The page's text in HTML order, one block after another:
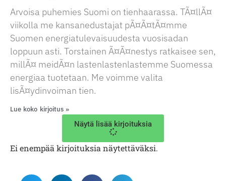
Arvoisa puhemies Suomi on tienhaarassa. TÃ¤llÃ¤
viikolla me kansanedustajat pÃ¤Ã¤tÃ¤mme
Suomen energiatulevaisuudesta vuosisadan
loppuun asti. Torstainen Ã¤Ã¤nestys ratkaisee sen,
millÃ¤ meidÃ¤n lastenlastenlastemme Suomessa
energiaa tuotetaan. Me voimme valita
lisÃ¤ydinvoiman tien.
Lue koko kirjoitus »
Näytä lisää kirjoituksia
Ei enempää kirjoituksia näytettäväksi.